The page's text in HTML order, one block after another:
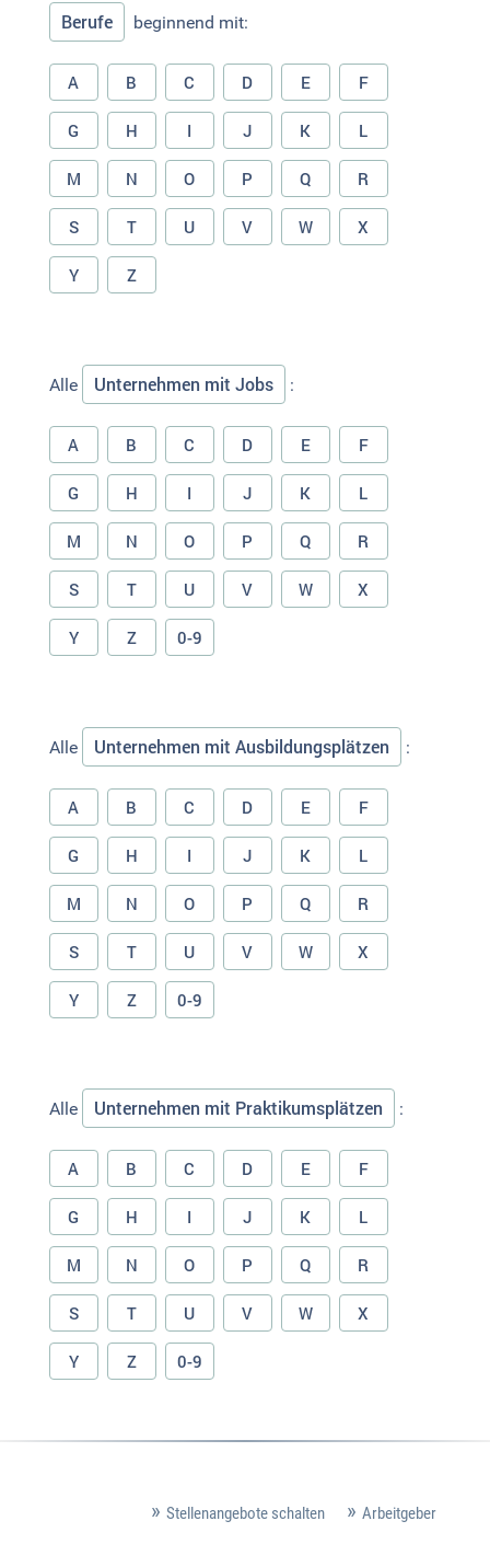
Berufe beginnend mit:
A B C D E F
G H I J K L
M N O P Q R
S T U V W X
Y Z
Alle Unternehmen mit Jobs :
A B C D E F
G H I J K L
M N O P Q R
S T U V W X
Y Z 0-9
Alle Unternehmen mit Ausbildungsplätzen :
A B C D E F
G H I J K L
M N O P Q R
S T U V W X
Y Z 0-9
Alle Unternehmen mit Praktikumsplätzen :
A B C D E F
G H I J K L
M N O P Q R
S T U V W X
Y Z 0-9
Stellenangebote schalten Arbeitgeber